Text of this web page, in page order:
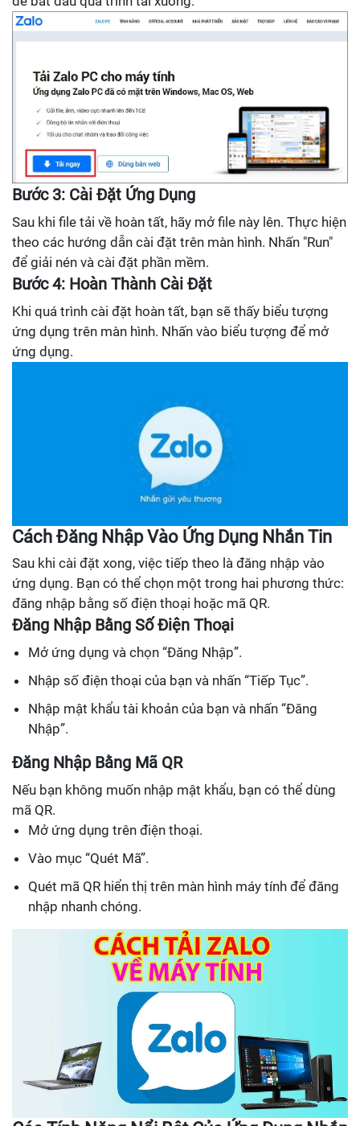
Bước 3: Cài Đặt Ứng Dụng
Sau khi file tải về hoàn tất, hãy mở file này lên. Thực hiện
theo các hướng dẫn cài đặt trên màn hình. Nhấn "Run"
để giải nén và cài đặt phần mềm.
Bước 4: Hoàn Thành Cài Đặt
Khi quá trình cài đặt hoàn tất, bạn sẽ thấy biểu tượng
ứng dụng trên màn hình. Nhấn vào biểu tượng để mở
ứng dụng.
Cách Đăng Nhập Vào Ứng Dụng Nhắn Tin
Sau khi cài đặt xong, việc tiếp theo là đăng nhập vào
ứng dụng. Bạn có thể chọn một trong hai phương thức:
đăng nhập bằng số điện thoại hoặc mã QR.
Đăng Nhập Bằng Số Điện Thoại
Mở ứng dụng và chọn “Đăng Nhập”.
Nhập số điện thoại của bạn và nhấn “Tiếp Tục”.
Nhập mật khẩu tài khoản của bạn và nhấn “Đăng
Nhập”.
Đăng Nhập Bằng Mã QR
Nếu bạn không muốn nhập mật khẩu, bạn có thể dùng
mã QR.
Mở ứng dụng trên điện thoại.
Vào mục “Quét Mã”.
Quét mã QR hiển thị trên màn hình máy tính để đăng
nhập nhanh chóng.